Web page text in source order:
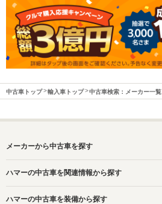
中古車トップ 輸入車トップ 中古車検索：メーカー一覧
メーカーから中古車を探す
ハマーの中古車を関連情報から探す
ハマーの中古車を装備から探す